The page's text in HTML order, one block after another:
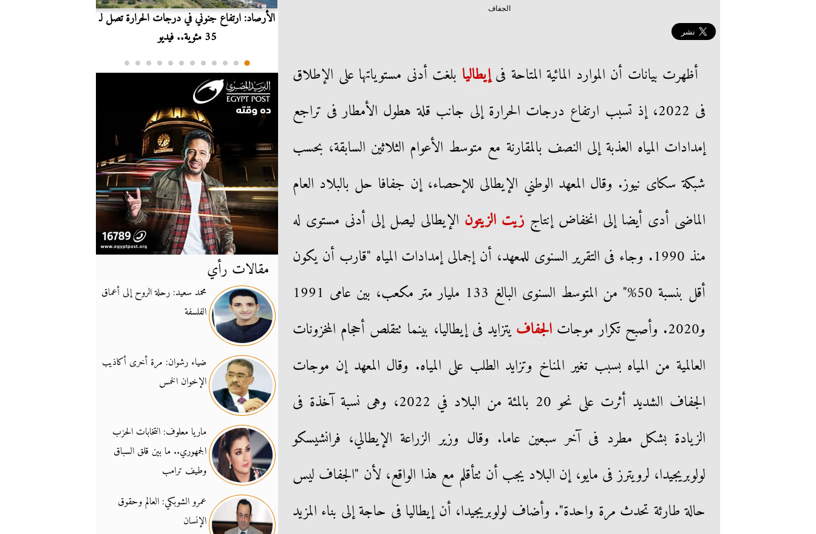
الجفاف
أظهرت بيانات أن الموارد المائية المتاحة فىإيطاليا بلغت أدنى مستوياتها على الإطلاق
فى 2022، إذ تسبب ارتفاع درجات الحرارة إلى جانب قلة هطول الأمطار فى تراجع
إمدادات المياه العذبة إلى النصف بالمقارنة مع متوسط الأعوام الثلاثين السابقة، بحسب
شبكة سكاى نيوز. وقال المعهد الوطني الإيطالى للإحصاء، إن جفافا حل بالبلاد العام
الماضى أدى أيضا إلى انخفاض إنتاج زيت الزيتون الإيطالى ليصل إلى أدنى مستوى له
منذ 1990. وجاء فى التقرير السنوى للمعهد، أن إجمالى إمدادات المياه "قارب أن يكون
أقل بنسبة 50%" من المتوسط السنوى البالغ 133 مليار متر مكعب، بين عامى 1991
و2020. وأصبح تكرار موجات
الجفافيتزايد فى إيطاليا، بينما تتقلص أحجام المخزونات
العالمية من المياه بسبب تغير المناخ وتزايد الطلب على المياه. وقال المعهد إن موجات
الجفاف الشديد أثرت على نحو 20 بالمئة من البلاد في 2022، وهى نسبة آخذة فى
الزيادة بشكل مطرد فى آخر سبعين عاما. وقال وزير الزراعة الإيطالي، فرانشيسكو
لولوبريجيدا، لرويترز فى مايو، إن البلاد يجب أن تتأقلم مع هذا الواقع، لأن "الجفاف ليس
حالة طارئة تحدث مرة واحدة". وأضاف لولوبريجيدا، أن إيطاليا فى حاجة إلى بناء المزيد
الأرصاد: ارتفاع جنوني في درجات الحرارة تصل لـ
35 مئوية.. فيديو
مقالات رأي
محمد سعيد: رحلة الروح إلى أعماق
الفلسفة
ضياء رشوان: مرة أخرى أكاذيب
الإخوان الخمس
ماريا معلوف: انتخابات الحزب
الجمهوري.. ما بين قلق السباق
وطيف ترامب
عمرو الشوبكي: العالم وحقوق
الإنسان